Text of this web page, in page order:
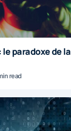
le paradoxe de la
read